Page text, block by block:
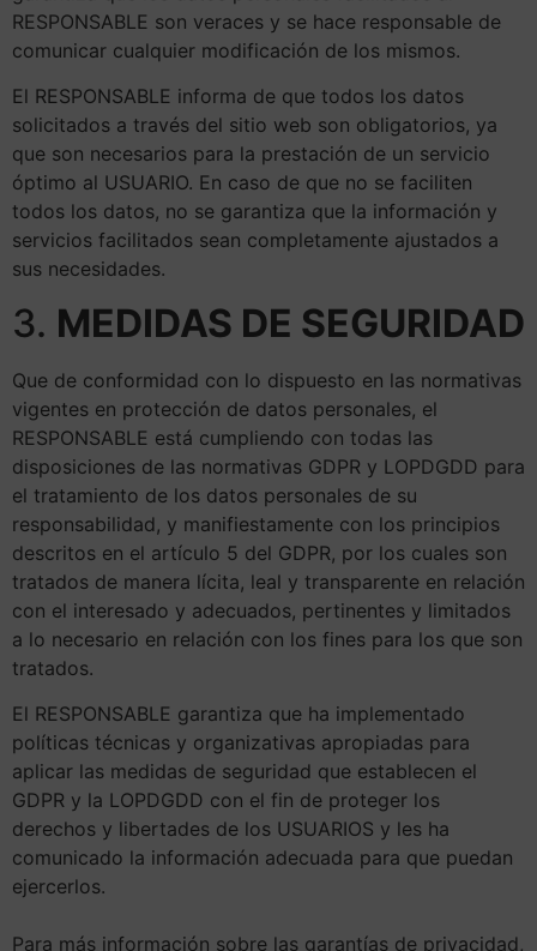
RESPONSABLE son veraces y se hace responsable de
comunicar cualquier modificación de los mismos.
El RESPONSABLE informa de que todos los datos
solicitados a través del sitio web son obligatorios, ya
que son necesarios para la prestación de un servicio
óptimo al USUARIO. En caso de que no se faciliten
todos los datos, no se garantiza que la información y
servicios facilitados sean completamente ajustados a
sus necesidades.
3. MEDIDAS DE SEGURIDAD
Que de conformidad con lo dispuesto en las normativas
vigentes en protección de datos personales, el
RESPONSABLE está cumpliendo con todas las
disposiciones de las normativas GDPR y LOPDGDD para
el tratamiento de los datos personales de su
responsabilidad, y manifiestamente con los principios
descritos en el artículo 5 del GDPR, por los cuales son
tratados de manera lícita, leal y transparente en relación
con el interesado y adecuados, pertinentes y limitados
a lo necesario en relación con los fines para los que son
tratados.
El RESPONSABLE garantiza que ha implementado
políticas técnicas y organizativas apropiadas para
aplicar las medidas de seguridad que establecen el
GDPR y la LOPDGDD con el fin de proteger los
derechos y libertades de los USUARIOS y les ha
comunicado la información adecuada para que puedan
ejercerlos.
Para más información sobre las garantías de privacidad,